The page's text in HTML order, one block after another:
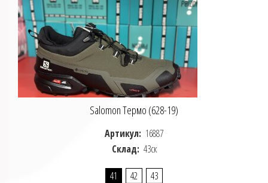
Salomon Термо (628-19)
Артикул: 16887
Склад: 43ск
41 42
43